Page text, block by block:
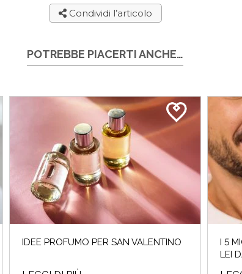
Condividi l’articolo
POTREBBE PIACERTI ANCHE…
IDEE PROFUMO PER SAN VALENTINO
I 5
LEI